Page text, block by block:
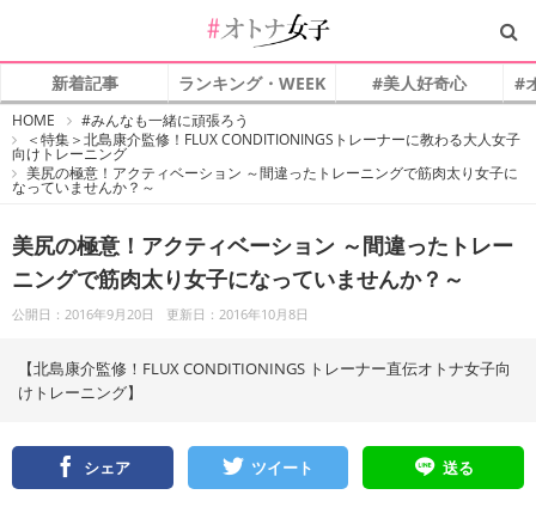
新着記事 ランキング・WEEK #美人好奇心 #
HOME
オ
ト
ナ
女
子
#みんなも一緒に頑張ろう
＜特集＞北島康介監修！FLUX CONDITIONINGSトレーナーに教わる大人女子
向けトレーニング
美尻の極意！アクティベーション ～間違ったトレーニングで筋肉太り女子に
なっていませんか？～
美尻の極意！アクティベーション ～間違ったトレー
ニングで筋肉太り女子になっていませんか？～
公開日：2016年9月20日 更新日：2016年10月8日
【北島康介監修！FLUX CONDITIONINGS トレーナー直伝オトナ女子向
けトレーニング】
シェア ツイート 送る